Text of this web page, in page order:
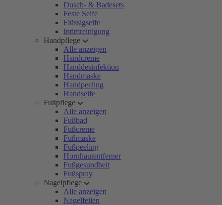
Dusch- & Badesets
Feste Seife
Flüssigseife
Intimreinigung
Handpflege
Alle anzeigen
Handcreme
Handdesinfektion
Handmaske
Handpeeling
Handseife
Fußpflege
Alle anzeigen
Fußbad
Fußcreme
Fußmaske
Fußpeeling
Hornhautentferner
Fußgesundheit
Fußspray
Nagelpflege
Alle anzeigen
Nagelfeilen